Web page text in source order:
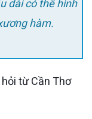
dài có thể hình
hàm.